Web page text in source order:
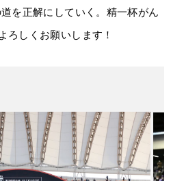
を正解にしていく。精一杯がん
ろしくお願いします！